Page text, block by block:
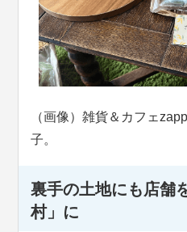
（画像）雑貨＆カフェ
子。
裏手の土地にも店舗
村」に